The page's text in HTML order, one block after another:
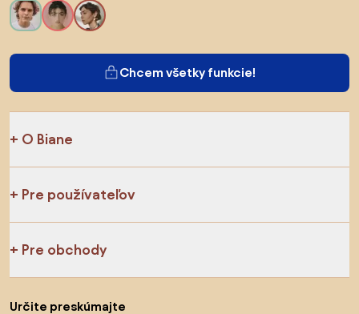
Chcem všetky funkcie!
O Biane
Pre používateľov
Pre obchody
Určite preskúmajte